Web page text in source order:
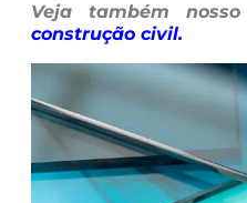
Veja também nosso
construção civil.